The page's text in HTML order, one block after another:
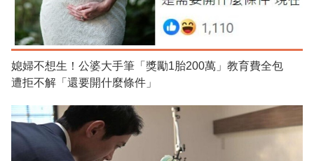
媳婦不想生！公婆大手筆「獎勵1胎200萬」教育費全包
遭拒不解「還要開什麼條件」